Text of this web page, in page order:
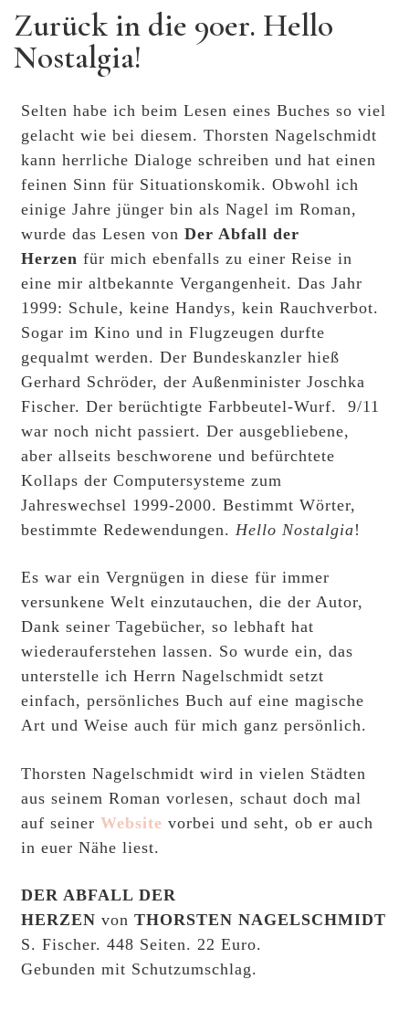
Zurück in die 90er. Hello
Nostalgia!
Selten habe ich beim Lesen eines Buches so viel
gelacht wie bei diesem. Thorsten Nagelschmidt
kann herrliche Dialoge schreiben und hat einen
feinen Sinn für Situationskomik. Obwohl ich
einige Jahre jünger bin als Nagel im Roman,
wurde das Lesen von Der Abfall der
Herzen für mich ebenfalls zu einer Reise in
eine mir altbekannte Vergangenheit. Das Jahr
1999: Schule, keine Handys, kein Rauchverbot.
Sogar im Kino und in Flugzeugen durfte
gequalmt werden. Der Bundeskanzler hieß
Gerhard Schröder, der Außenminister Joschka
Fischer. Der berüchtigte Farbbeutel-Wurf. 9/11
war noch nicht passiert. Der ausgebliebene,
aber allseits beschworene und befürchtete
Kollaps der Computersysteme zum
Jahreswechsel 1999-2000. Bestimmt Wörter,
bestimmte Redewendungen. Hello Nostalgia!
Es war ein Vergnügen in diese für immer
versunkene Welt einzutauchen, die der Autor,
Dank seiner Tagebücher, so lebhaft hat
wiederauferstehen lassen. So wurde ein, das
unterstelle ich Herrn Nagelschmidt setzt
einfach, persönliches Buch auf eine magische
Art und Weise auch für mich ganz persönlich.
Thorsten Nagelschmidt wird in vielen Städten
aus seinem Roman vorlesen, schaut doch mal
auf seiner Website vorbei und seht, ob er auch
in euer Nähe liest.
DER ABFALL DER
HERZEN von THORSTEN NAGELSCHMIDT
S. Fischer. 448 Seiten. 22 Euro.
Gebunden mit Schutzumschlag.